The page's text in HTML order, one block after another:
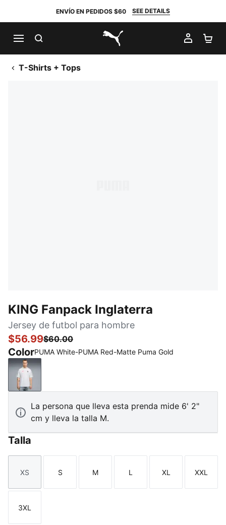
ENVÍO EN PEDIDOS $60 SEE DETAILS
PUMA.com
MI
T-Shirts + Tops
KING Fanpack Inglaterra
Jersey de futbol para hombre
$56.99$60.00
ColorPUMA White-PUMA Red-Matte Puma Gold
PUMA White-PUMA Red-Matte Puma Gold
La persona que lleva esta prenda mide 6' 2"
cm y lleva la talla M.
Talla
Talla
XS
Talla
S
Talla
M
Talla
L
Talla
XL
Talla
XXL
Talla
3XL